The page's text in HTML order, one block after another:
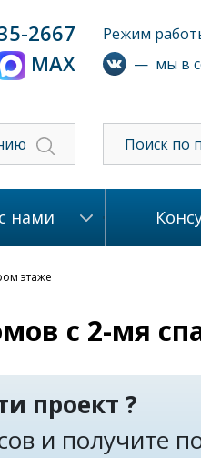
2667
MAX
Режим
— мы в
Поиск по
нами
этаже
с 2-мя
проект ?
и получите